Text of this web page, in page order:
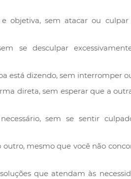
objetiva, sem atacar ou
se desculpar
está dizendo, sem interromper
direta, sem esperar que a
sem se sentir
outro, mesmo que você não
que atendam às